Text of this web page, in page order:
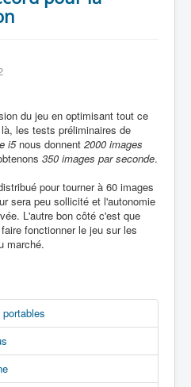
du jeu en optimisant tout ce
les tests préliminaires de
i5nous donnent 2000 images
350 images par seconde.
pour tourner à 60 images
sera peu sollicité et l'autonomie
L'autre bon côté c'est que
fonctionner le jeu sur les
marché.